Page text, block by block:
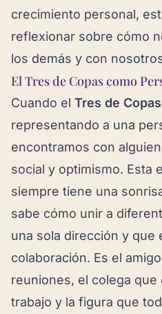
crecimiento personal,
reflexionar sobre cómo
los demás y con
El Tres de Copas como
Cuando el Tres de Copas
representando a una
encontramos con
social y optimismo. Esta
siempre tiene una
sabe cómo unir a
una sola dirección y que
colaboración. Es el
reuniones, el colega que
trabajo y la figura que